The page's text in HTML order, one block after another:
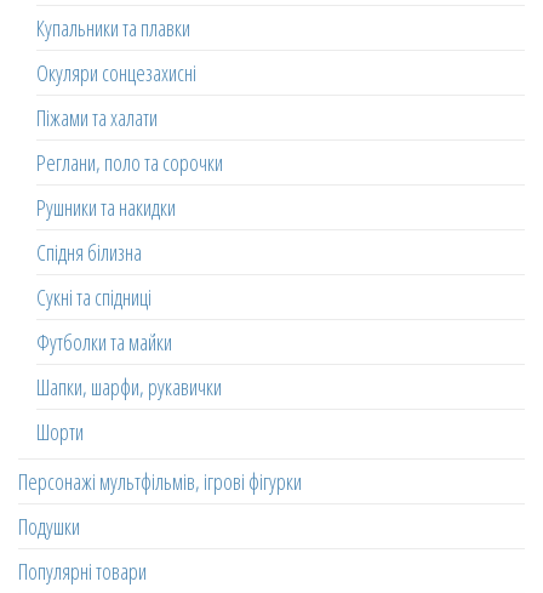
Купальники та плавки
Окуляри сонцезахисні
Піжами та халати
Реглани, поло та сорочки
Рушники та накидки
Спідня білизна
Сукні та спідниці
Футболки та майки
Шапки, шарфи, рукавички
Шорти
Персонажі мультфільмів, ігрові фігурки
Подушки
Популярні товари